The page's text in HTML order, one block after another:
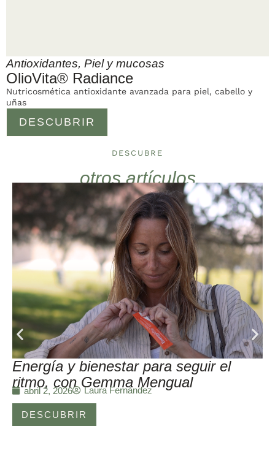
Antioxidantes, Piel y mucosas
OlioVita® Radiance
DESCUBRIR
Nutricosmética antioxidante avanzada para piel, cabello y
uñas
DESCUBRE
otros artículos
Energía y bienestar para seguir el
ritmo, con Gemma Mengual
abril 2, 2026 Laura Fernández
DESCUBRIR